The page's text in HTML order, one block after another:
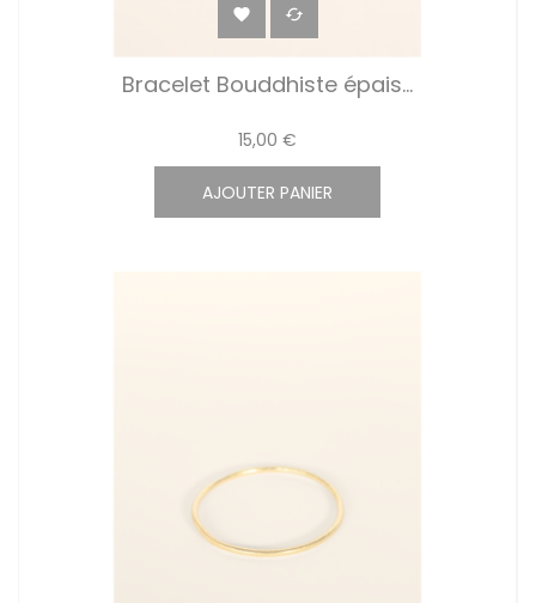
 
Bracelet Bouddhiste épais...
15,00 €
AJOUTER PANIER